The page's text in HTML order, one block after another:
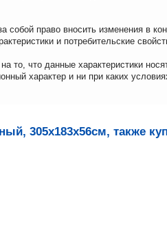
собой право вносить изменения в
и потребительские
то, что данные характеристики
характер и ни при каких
305х183х56см, также